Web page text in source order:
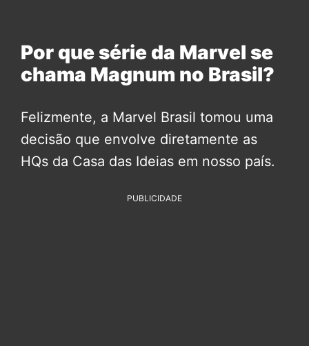
Por que série da Marvel se
chama Magnum no Brasil?
Felizmente, a Marvel Brasil tomou uma
decisão que envolve diretamente as
HQs da Casa das Ideias em nosso país.
PUBLICIDADE